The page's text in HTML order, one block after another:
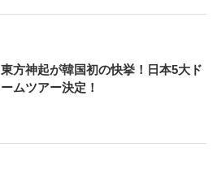
東方神起が韓国初の快挙！日本5大ド
ームツアー決定！